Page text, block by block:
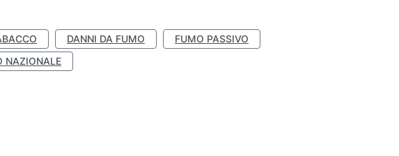
DANNI DA FUMO
FUMO PASSIVO
NAZIONALE